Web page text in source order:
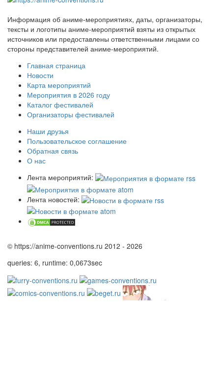
Информация об аниме-мероприятиях, даты, организаторы,
тексты и логотипы аниме-мероприятий взяты из открытых
источников или предоставлены ответственными лицами со
стороны представителей аниме-мероприятий.
Главная страница
Новости
Карта мероприятий
Мероприятия в 2026 году
Каталог фестивалей
Организаторы фестивалей
Наши друзья
Пользовательское соглашение
Обратная связь
О нас
Лента мероприятий:
Лента новостей:
© https://anime-conventions.ru 2012 - 2026
queries: 6, runtime: 0,0673sec